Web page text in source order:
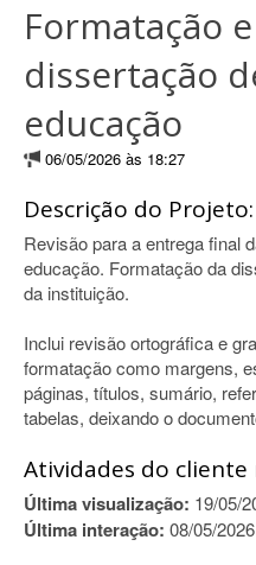
Formatação
dissertação
educação
06/05/2026 às 18:27
Descrição do Projeto:
Revisão para a entrega final
educação. Formatação da
da instituição.
Inclui revisão ortográfica e
formatação como margens,
páginas, títulos, sumário,
tabelas, deixando o
Atividades do cliente
Última visualização: 19/05/
Última interação: 08/05/